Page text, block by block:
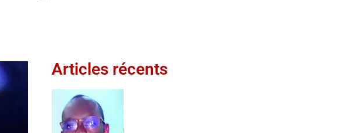
Articles récents